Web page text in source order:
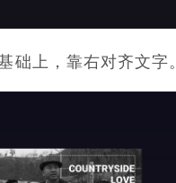
础上，靠右对齐文字。